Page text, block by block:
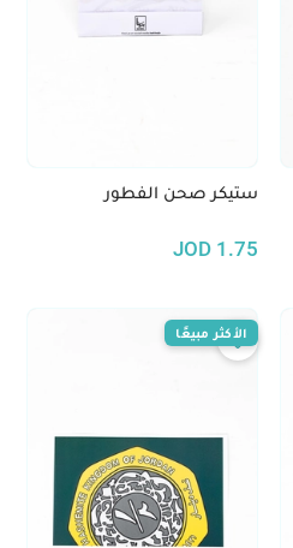
ستيكر صحن الفطور
1.75
JOD
الأكثر مبيعًا